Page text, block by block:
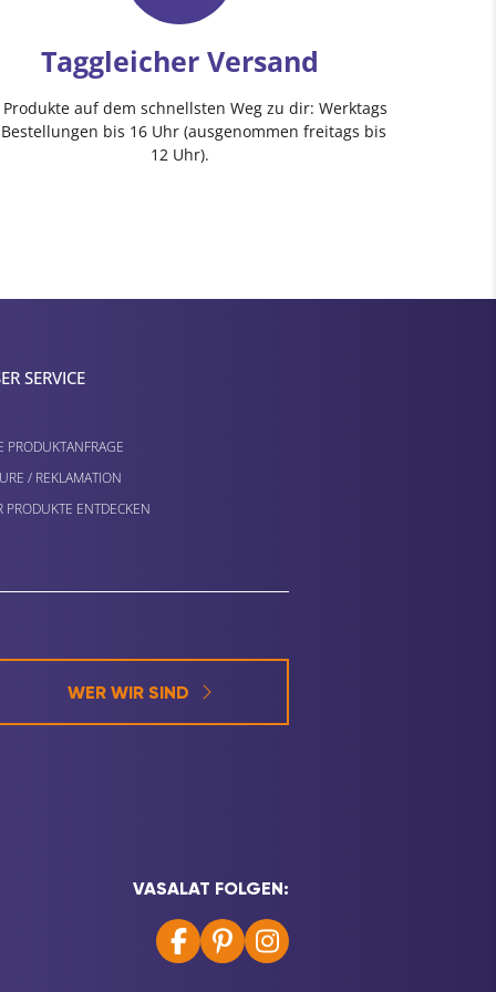
Taggleicher Versand
auf dem schnellsten Weg zu dir: Werktags
bis 16 Uhr (ausgenommen freitags bis
12 Uhr).
SERVICE
PRODUKTANFRAGE
/ REKLAMATION
PRODUKTE ENTDECKEN
WER WIR SIND
VASALAT FOLGEN: